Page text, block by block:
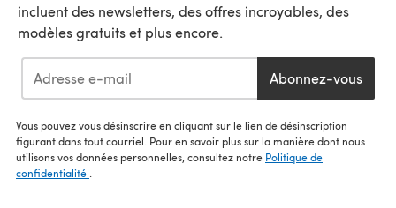
incluent des newsletters, des offres incroyables, des
modèles gratuits et plus encore.
Abonnez-vous
Vous pouvez vous désinscrire en cliquant sur le lien de désinscription
figurant dans tout courriel. Pour en savoir plus sur la manière dont nous
utilisons vos données personnelles, consultez notre Politique de
confidentialité